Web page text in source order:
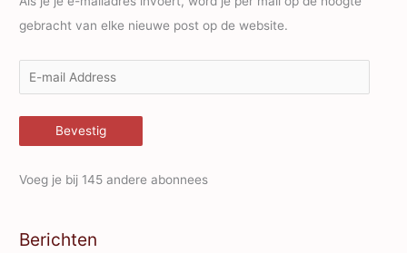
gebracht van elke nieuwe post op de website.
-
m
a
d
Bevestig
Voeg je bij 145 andere abonnees
Berichten